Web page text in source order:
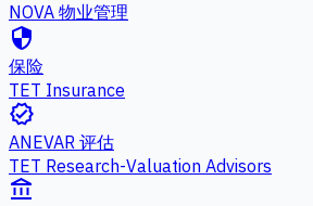
NOVA 物业管理
security
保险
TET Insurance
verified
ANEVAR 评估
TET Research-Valuation Advisors
account_balance